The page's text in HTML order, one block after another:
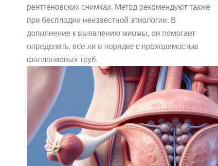
рентгеновских снимках. Метод рекомендуют также
при бесплодии неизвестной этиологии. В
дополнение к выявлению миомы, он помогает
определить, все ли в порядке с проходимостью
фаллопиевых труб.